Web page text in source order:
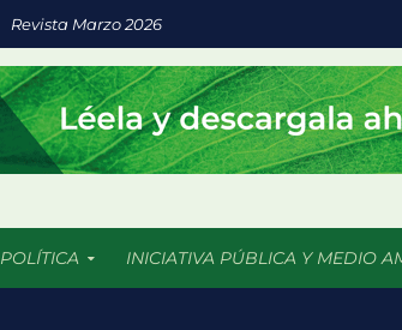
Revista Marzo 2026
POLÍTICA INICIATIVA PÚBLICA Y MEDIO